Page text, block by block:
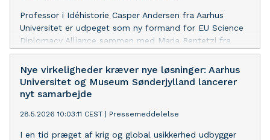
Professor i Idéhistorie Casper Andersen fra Aarhus
Universitet er udpeget som ny formand for EU Science
Diplomacy Alliance sammen med Maria Rentetzi fra
Friedrich-Alexander-Universität Erlangen-Nürnberg. De
skal arbejde for at styrke videnskabsdiplomati i Europa
og udbygge samarbejdet med forskningspartnere i
Afrika.
Nye virkeligheder kræver nye løsninger: Aarhus
Universitet og Museum Sønderjylland lancerer
nyt samarbejde
28.5.2026 10:03:11 CEST Pressemeddelelse
I en tid præget af krig og global usikkerhed udbygger